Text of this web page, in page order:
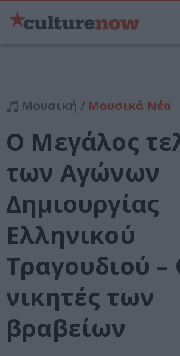
Μουσική / Μουσικά Νέα
Ο Μεγάλος
των Αγώνων
Δημιουργίας
Ελληνικού
Τραγουδιού –
νικητές των
βραβείων